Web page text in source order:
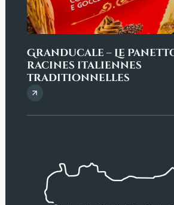
Granducale – Le
racines italiennes
traditionnelles